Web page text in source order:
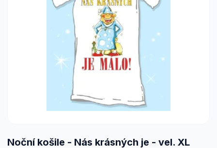
Noční košile - Nás krásných je - vel. XL